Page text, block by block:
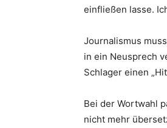
einfließen lasse.
Journalismus
in ein Neusprech
Schlager einen
Bei der Wortwahl
nicht mehr